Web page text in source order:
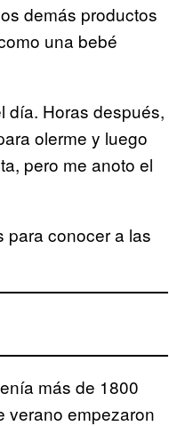
demás productos
una bebé
día. Horas después,
olerme y luego
pero me anoto el
para conocer a las
más de 1800
verano empezaron